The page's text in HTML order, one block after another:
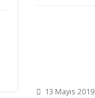
13 Mayıs 2019